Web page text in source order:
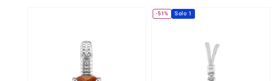
-51% Solo 1